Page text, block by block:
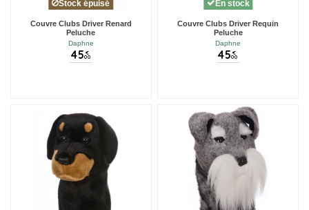
Stock épuisé
Couvre Clubs Driver Renard
Peluche
Daphne
45 €
00
En stock
Couvre Clubs Driver Requin
Peluche
Daphne
45 €
00